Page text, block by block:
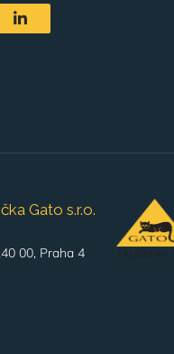
Gato s.r.o.
00, Praha 4